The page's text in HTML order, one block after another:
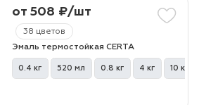
38 цветов
от 508 ₽/шт
Эмаль термостойкая CERTA
0.4 кг 520 мл 0.8 кг 4 кг 10 кг